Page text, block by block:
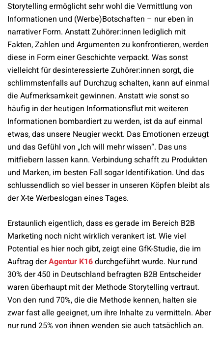
Storytelling ermöglicht sehr wohl die Vermittlung von
Informationen und (Werbe)Botschaften – nur eben in
narrativer Form. Anstatt Zuhörer:innen lediglich mit
Fakten, Zahlen und Argumenten zu konfrontieren, werden
diese in Form einer Geschichte verpackt. Was sonst
vielleicht für desinteressierte Zuhörer:innen sorgt, die
schlimmstenfalls auf Durchzug schalten, kann auf einmal
die Aufmerksamkeit gewinnen. Anstatt wie sonst so
häufig in der heutigen Informationsflut mit weiteren
Informationen bombardiert zu werden, ist da auf einmal
etwas, das unsere Neugier weckt. Das Emotionen erzeugt
und das Gefühl von „Ich will mehr wissen“. Das uns
mitfiebern lassen kann. Verbindung schafft zu Produkten
und Marken, im besten Fall sogar Identifikation. Und das
schlussendlich so viel besser in unseren Köpfen bleibt als
der X-te Werbeslogan eines Tages.
Erstaunlich eigentlich, dass es gerade im Bereich B2B
Marketing noch nicht wirklich verankert ist. Wie viel
Potential es hier noch gibt, zeigt eine GfK-Studie, die im
Auftrag derAgentur K16durchgeführt wurde. Nur rund
30% der 450 in Deutschland befragten B2B Entscheider
waren überhaupt mit der Methode Storytelling vertraut.
Von den rund 70%, die die Methode kennen, halten sie
zwar fast alle geeignet, um ihre Inhalte zu vermitteln. Aber
nur rund 25% von ihnen wenden sie auch tatsächlich an.